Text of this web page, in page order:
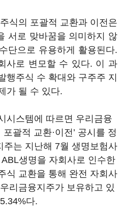
식의 포괄적 교환과 이전은
서로 맞바꿈을 의미하지 않
단으로 유용하게 활용된다.
사로 변모할 수 있다. 이 과
행주식 수 확대와 구주주 지
가 될 수 있다.
시스템에 따르면 우리금융
포괄적 교환·이전’ 공시를 정
주는 지난해 7월 생명보험사
ABL생명을 자회사로 인수한
식 교환을 통해 완전 자회사
리금융지주가 보유하고 있
다.